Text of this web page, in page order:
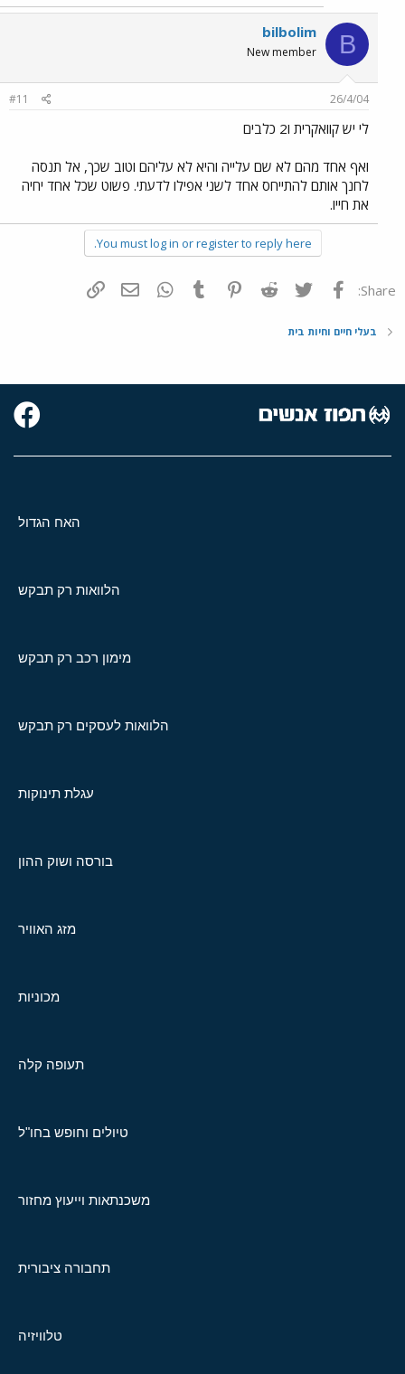
B
bilbolim
New member
26/4/04
#11
לי יש קוואקרית ו2 כלבים
ואף אחד מהם לא שם עלייה והיא לא עליהם וטוב שכך, אל תנסה
לחנך אותם להתייחס אחד לשני אפילו לדעתי. פשוט שכל אחד יחיה
את חייו.
You must log in or register to reply here.
Share: פייסבוק Twitter
Reddit
Pinterest
Tumblr
WhatsAppדואר אלקטרוני
בעלי חיים וחיות בית
האח הגדול
הלוואות רק תבקש
מימון רכב רק תבקש
הלוואות לעסקים רק תבקש
עגלת תינוקות
בורסה ושוק ההון
מזג האוויר
מכוניות
תעופה קלה
טיולים וחופש בחו"ל
משכנתאות וייעוץ מחזור
תחבורה ציבורית
טלוויזיה